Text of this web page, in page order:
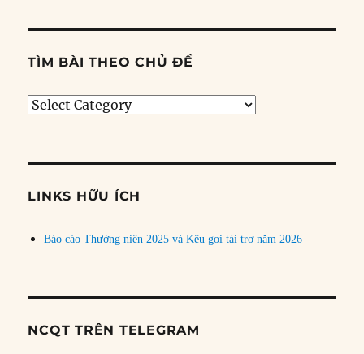
TÌM BÀI THEO CHỦ ĐỀ
Tìm
đề
LINKS HỮU ÍCH
Báo cáo Thường niên 2025 và Kêu gọi tài trợ năm 2026
NCQT TRÊN TELEGRAM